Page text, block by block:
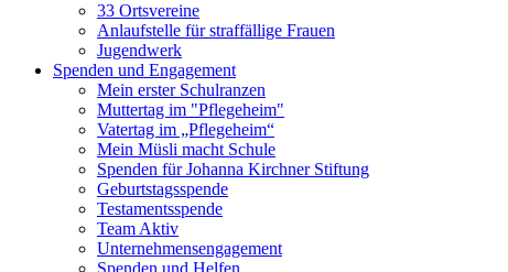
33 Ortsvereine
Anlaufstelle für straffällige Frauen
Jugendwerk
Spenden und Engagement
Mein erster Schulranzen
Muttertag im "Pflegeheim"
Vatertag im „Pflegeheim“
Mein Müsli macht Schule
Spenden für Johanna Kirchner Stiftung
Geburtstagsspende
Testamentsspende
Team Aktiv
Unternehmensengagement
Spenden und Helfen